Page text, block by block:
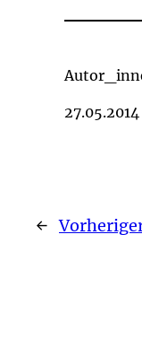
27.05.2014
←